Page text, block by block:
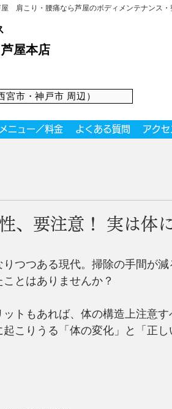
肩こり・腰痛なら芦屋のボディメンテナンス・
芦屋本店
宮市・神戸市 周辺）
メニュー／料金 よくある質問 アクセ
、要注意！ 実は体
りつつある現代。掃除の手間が
とはありませんか？
トもあれば、体の構造上注意す
こりうる「体の変化」と「正